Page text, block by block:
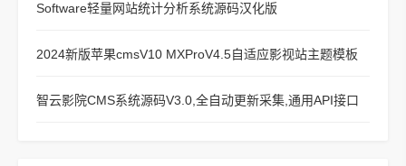
Software轻量网站统计分析系统源码汉化版
2024新版苹果cmsV10 MXProV4.5自适应影视站主题模板
智云影院CMS系统源码V3.0,全自动更新采集,通用API接口